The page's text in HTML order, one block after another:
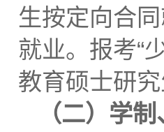
生按定向合
就业。报考“
教育硕士研
（二）学